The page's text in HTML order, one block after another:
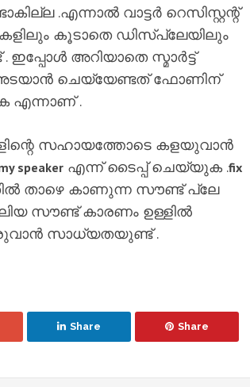
.എന്നാൽ വാട്ടർ റെസിസ്റ്റന്റ്
കൂടാതെ ഡിസ്‌പ്ലേയിലും
അറിയാതെ സ്മാർട്ട്
ചെയ്യേണ്ടത് ഫോണിന്
എന്നാണ് .
സഹായത്തോടെ കളയുവാൻ
speaker എന്ന് ടൈപ്പ് ചെയ്യുക .fix
താഴെ കാണുന്ന സൗണ്ട് പ്ലേ
സൗണ്ട് കാരണം ഉള്ളിൽ
സാധ്യതയുണ്ട് .
Share Share